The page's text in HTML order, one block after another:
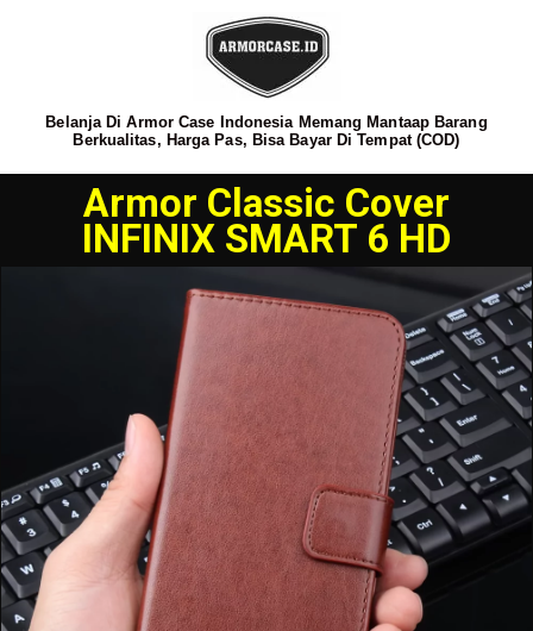
Belanja Di Armor Case Indonesia Memang Mantaap Barang
Berkualitas, Harga Pas, Bisa Bayar Di Tempat (COD)
Armor Classic Cover
INFINIX SMART 6 HD